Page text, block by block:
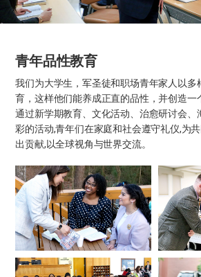
青年品性教育
我们为大学生，军圣徒和职场青年家人以多
育，这样他们能养成正直的品性，并创造一
通过新学期教育、文化活动、治愈研讨会、
彩的活动,青年们在家庭和社会遵守礼仪,为
出贡献,以全球视角与世界交流。